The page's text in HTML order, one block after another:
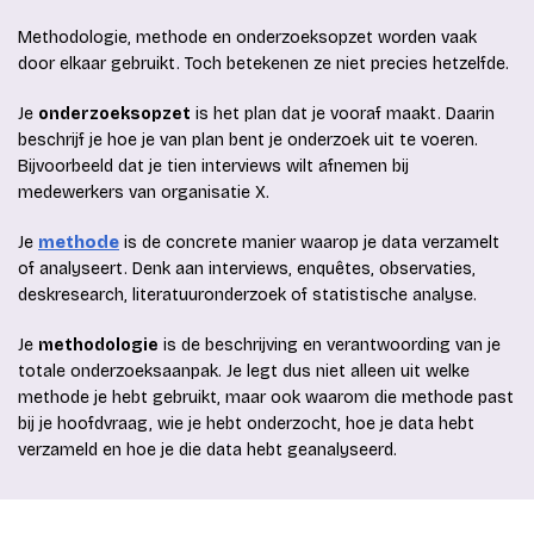
Methodologie, methode en onderzoeksopzet worden vaak
door elkaar gebruikt. Toch betekenen ze niet precies hetzelfde.
Je onderzoeksopzet is het plan dat je vooraf maakt. Daarin
beschrijf je hoe je van plan bent je onderzoek uit te voeren.
Bijvoorbeeld dat je tien interviews wilt afnemen bij
medewerkers van organisatie X.
Je methode is de concrete manier waarop je data verzamelt
of analyseert. Denk aan interviews, enquêtes, observaties,
deskresearch, literatuuronderzoek of statistische analyse.
Je methodologie is de beschrijving en verantwoording van je
totale onderzoeksaanpak. Je legt dus niet alleen uit welke
methode je hebt gebruikt, maar ook waarom die methode past
bij je hoofdvraag, wie je hebt onderzocht, hoe je data hebt
verzameld en hoe je die data hebt geanalyseerd.